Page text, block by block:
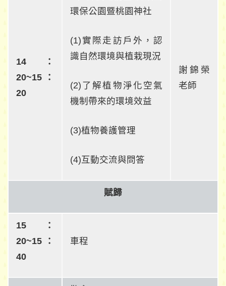
14：
20~15：
20
環保公園暨桃園神社
(1)實際走訪戶外，認
識自然環境與植栽現況
(2)了解植物淨化空氣
機制帶來的環境效益
(3)植物養護管理
(4)互動交流與問答
謝錦榮
老師
賦歸
15：
20~15：
40
車程